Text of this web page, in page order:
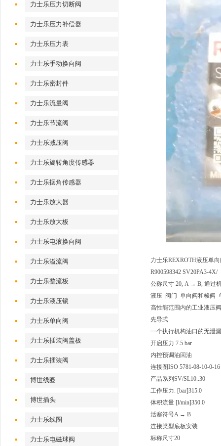
力士乐压力切断阀
力士乐压力补偿器
力士乐压力表
力士乐手动换向阀
力士乐密封件
力士乐流量阀
力士乐节流阀
力士乐减压阀
力士乐旋转角度传感器
力士乐摆角传感器
力士乐放大器
力士乐放大板
力士乐电液换向阀
力士乐溢流阀
力士乐整流板
力士乐液压锁
力士乐单向阀
力士乐插装阀盖板
力士乐插装阀
博世线圈
博世插头
力士乐线圈
力士乐电磁球阀
力士乐REXROTH液压单
R900598342 SV20PA3-4X/
公称尺寸 20, A → B, 通过
液压 阀门 单向阀和梭阀
高性能范围内的工业液压
先导式
一个执行机构油口的无泄
开启压力 7.5 bar
内控预调油回油
连接图ISO 5781-08-10-0-16
产品系列 SV/SL10..30
工作压力. [bar]315.0
体积流量 [l/min]350.0
活塞符号A → B
连接类型底板安装
标称尺寸20